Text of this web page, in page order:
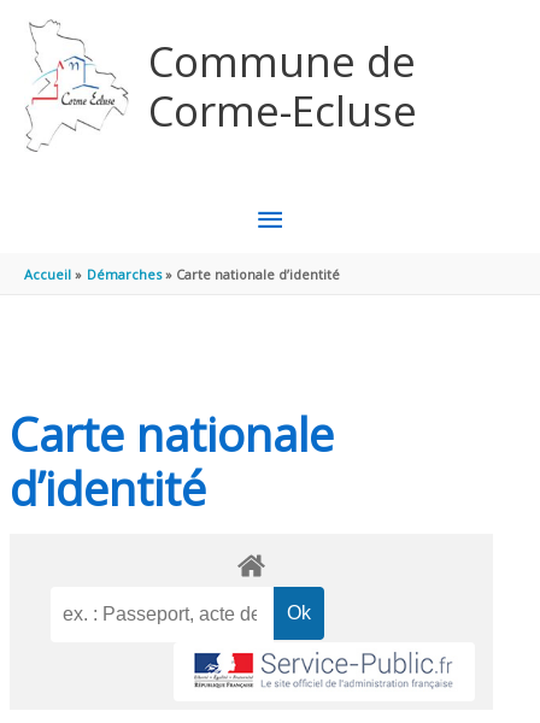
Commune de
Corme-Ecluse
MENU
PRINCIPAL
Accueil Démarches Carte nationale d’identité
Carte nationale
d’identité